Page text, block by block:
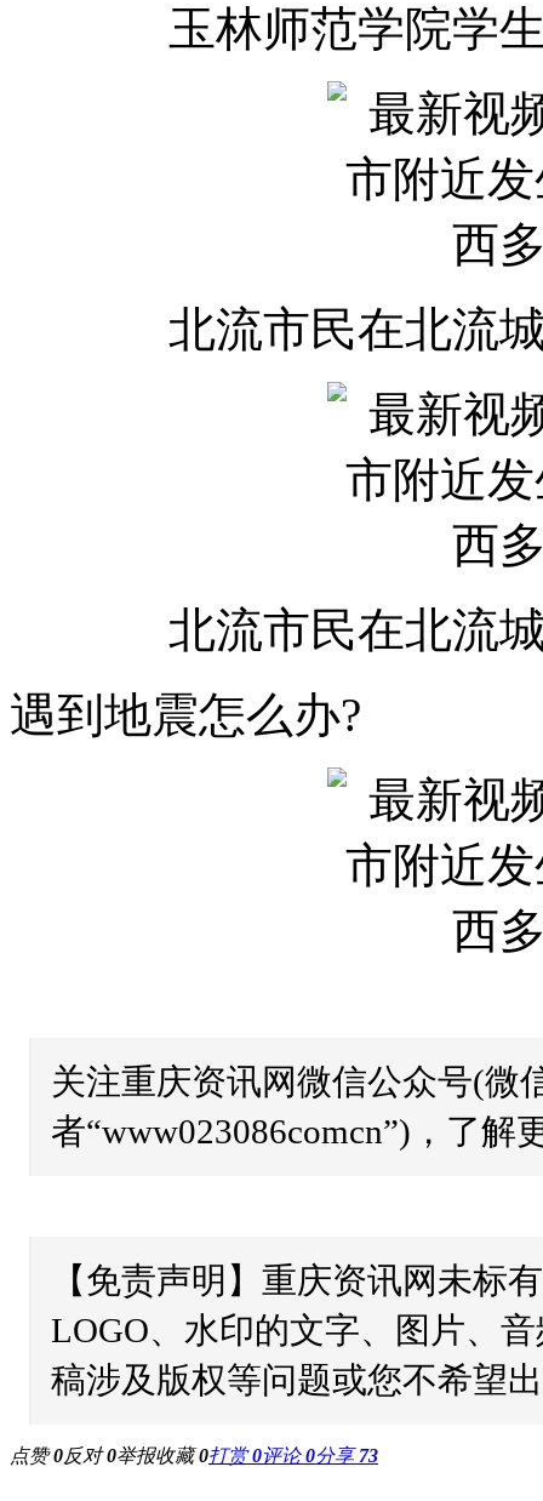
玉林师范学院学
北流市民在北流
北流市民在北流
遇到地震怎么办?
关注重庆资讯网微信公众号(微
者“www023086comcn”)，了解
【免责声明】重庆资讯网未标
LOGO、水印的文字、图片、
稿涉及版权等问题或您不希望
点赞0反对0举报收藏0打赏0评论0分享73